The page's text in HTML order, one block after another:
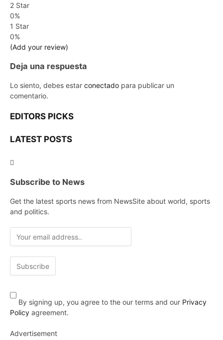
2 Star
0%
1 Star
0%
(Add your review)
Deja una respuesta
Lo siento, debes estar conectado para publicar un
comentario.
EDITORS PICKS
LATEST POSTS
Subscribe to News
Get the latest sports news from NewsSite about world, sports
and politics.
By signing up, you agree to the our terms and our Privacy
Policy agreement.
Advertisement